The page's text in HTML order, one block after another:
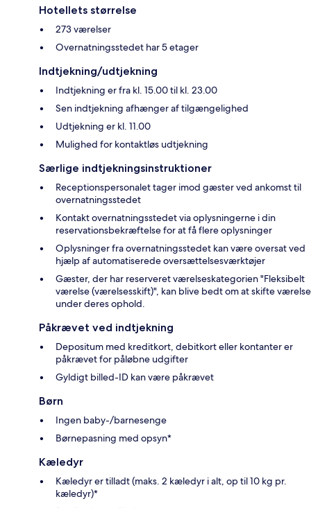
Hotellets størrelse
273 værelser
Overnatningsstedet har 5 etager
Indtjekning/udtjekning
Indtjekning er fra kl. 15.00 til kl. 23.00
Sen indtjekning afhænger af tilgængelighed
Udtjekning er kl. 11.00
Mulighed for kontaktløs udtjekning
Særlige indtjekningsinstruktioner
Receptionspersonalet tager imod gæster ved ankomst til
overnatningsstedet
Kontakt overnatningsstedet via oplysningerne i din
reservationsbekræftelse for at få flere oplysninger
Oplysninger fra overnatningsstedet kan være oversat ved
hjælp af automatiserede oversættelsesværktøjer
Gæster, der har reserveret værelseskategorien "Fleksibelt
værelse (værelsesskift)", kan blive bedt om at skifte værelse
under deres ophold.
Påkrævet ved indtjekning
Depositum med kreditkort, debitkort eller kontanter er
påkrævet for påløbne udgifter
Gyldigt billed-ID kan være påkrævet
Børn
Ingen baby-/barnesenge
Børnepasning med opsyn*
Kæledyr
Kæledyr er tilladt (maks. 2 kæledyr i alt, op til 10 kg pr.
kæledyr)*